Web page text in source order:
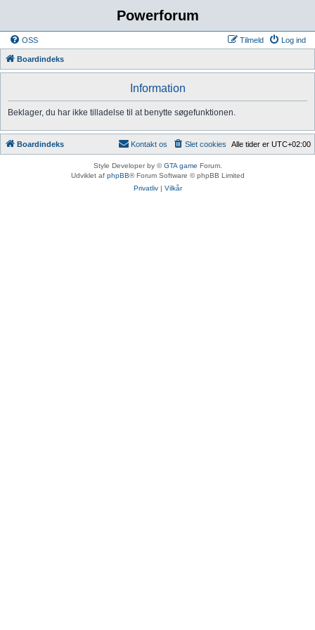
Powerforum
OSS Log ind
Tilmeld
Boardindeks
Information
Beklager, du har ikke tilladelse til at benytte søgefunktionen.
Boardindeks Alle tider er UTC+02:00
Slet cookies
Kontakt os
Style Developer by ©GTA game Forum.
Udviklet af phpBB® Forum Software © phpBB Limited
Privatliv| Vilkår